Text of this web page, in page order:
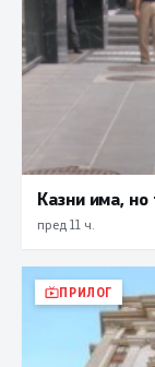
Казни има,
пред 11 ч.
ПРИЛОГ